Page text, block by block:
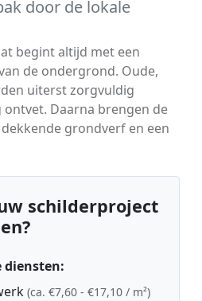
door de lokale
begint altijd met een
de ondergrond. Oude,
uiterst zorgvuldig
Daarna brengen de
grondverf en een
schilderproject
diensten:
(ca. €7,60 - €17,10 / m²)